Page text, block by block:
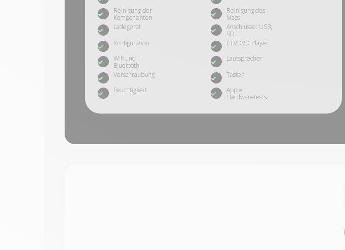
Reinigung der
Komponenten
Reinigung des
Macs
Ladegerät
Anschlüsse: USB,
SD...
Konfiguration
CD/DVD Player
Wifi und
Bluetooth
Lautsprecher
Verschraubung
Tasten
Feuchtigkeit
Apple
Hardwaretests